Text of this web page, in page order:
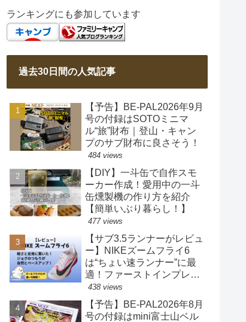
ランキングにも参加しています
過去30日間の人気記事
【予告】BE-PAL2026年9月
号の付録はSOTOミニマ
ル“旅”財布｜登山・キャン
プのサブ財布に良さそう！
484 views
【DIY】一斗缶で自作スモ
ーカー作成！愛用中の一斗
缶燻製機の作り方を紹介
【簡単いぶり暮らし！】
477 views
【サブ3.5ランナーがレビュ
ー】NIKEズームフライ6
は“ちょい速ランナー”に最
適！ファーストインプレッ
ションまとめ
438 views
【予告】BE-PAL2026年8月
号の付録はmini富士山ベル